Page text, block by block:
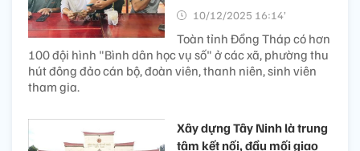
10/12/2025 16:14’
Toàn tỉnh Đồng Tháp có hơn
100 đội hình "Bình dân học vụ số" ở các xã, phường thu
hút đông đảo cán bộ, đoàn viên, thanh niên, sinh viên
tham gia.
Xây dựng Tây Ninh là trung
tâm kết nối, đầu mối giao